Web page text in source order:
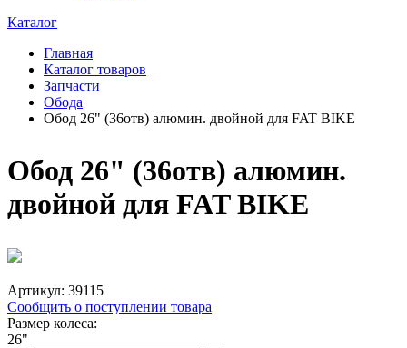
Каталог
Главная
Каталог товаров
Запчасти
Обода
Обод 26" (36отв) алюмин. двойной для FAT BIKE
Обод 26" (36отв) алюмин.
двойной для FAT BIKE
Артикул: 39115
Сообщить о поступлении товара
Размер колеса:
26"